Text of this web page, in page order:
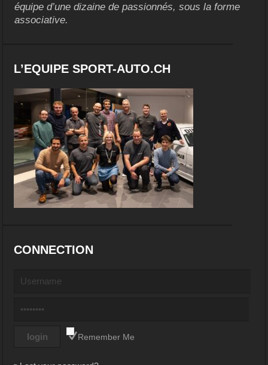
équipe d’une dizaine de passionnés, sous la forme
associative.
L’EQUIPE SPORT-AUTO.CH
CONNECTION
Remember Me